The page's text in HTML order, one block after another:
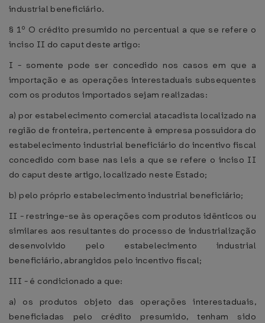
industrial beneficiário.
§ 1º O crédito presumido no percentual a que se refere o
inciso II do caput deste artigo:
I - somente pode ser concedido nos casos em que a
importação e as operações interestaduais subsequentes
com os produtos importados sejam realizadas:
a) por estabelecimento comercial atacadista localizado na
região de fronteira, pertencente à empresa possuidora do
estabelecimento industrial beneficiário do incentivo fiscal
concedido com base nas leis a que se refere o inciso II
do caput deste artigo, localizado neste Estado;
b) pelo próprio estabelecimento industrial beneficiário;
II - restringe-se às operações com produtos idênticos ou
similares aos resultantes do processo de industrialização
desenvolvido pelo estabelecimento industrial
beneficiário, abrangidos pelo incentivo fiscal;
III - é condicionado a que:
a) os produtos objeto das operações interestaduais,
beneficiadas pelo crédito presumido, tenham sido